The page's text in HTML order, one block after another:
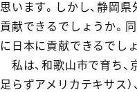
思います。しかし、静岡
貢献できるでしょうか。
に日本に貢献できるでしょ
私は、和歌山市で育ち、
足らずアメリカテキサス）